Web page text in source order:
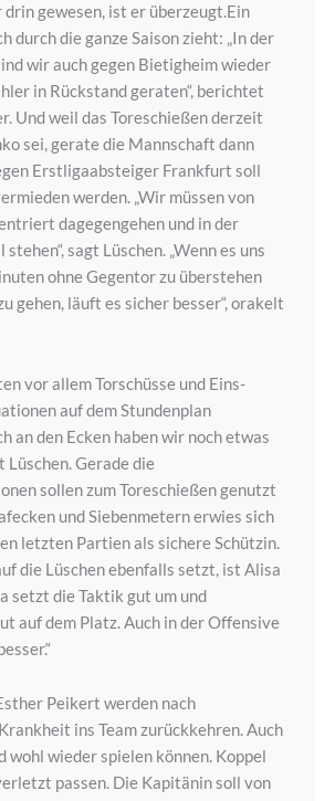
gewesen, ist er überzeugt.Ein
durch die ganze Saison zieht: „In der
wir auch gegen Bietigheim wieder
in Rückstand geraten“, berichtet
Und weil das Toreschießen derzeit
sei, gerate die Mannschaft dann
Erstligaabsteiger Frankfurt soll
werden. „Wir müssen von
dagegengehen und in der
sagt Lüschen. „Wenn es uns
ohne Gegentor zu überstehen
gehen, läuft es sicher besser“, orakelt
vor allem Torschüsse und Eins-
auf dem Stundenplan
an den Ecken haben wir noch etwas
Lüschen. Gerade die
sollen zum Toreschießen genutzt
und Siebenmetern erwies sich
letzten Partien als sichere Schützin.
die Lüschen ebenfalls setzt, ist Alisa
setzt die Taktik gut um und
auf dem Platz. Auch in der Offensive
Peikert werden nach
ins Team zurückkehren. Auch
wohl wieder spielen können. Koppel
passen. Die Kapitänin soll von